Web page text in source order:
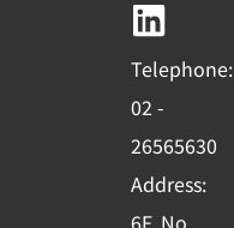
b
o
o
k
-
s
u
b
e
e
d
i
n
Telephone:
02 -
26565630
Address:
6F, No.